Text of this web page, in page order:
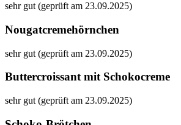
sehr gut (geprüft am 23.09.2025)
Nougatcremehörnchen
sehr gut (geprüft am 23.09.2025)
Buttercroissant mit Schokocreme
sehr gut (geprüft am 23.09.2025)